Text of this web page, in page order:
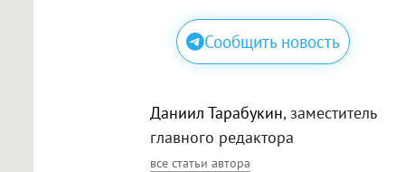
Сообщить новость
Даниил Тарабукин, заместитель
главного редактора
все статьи автора